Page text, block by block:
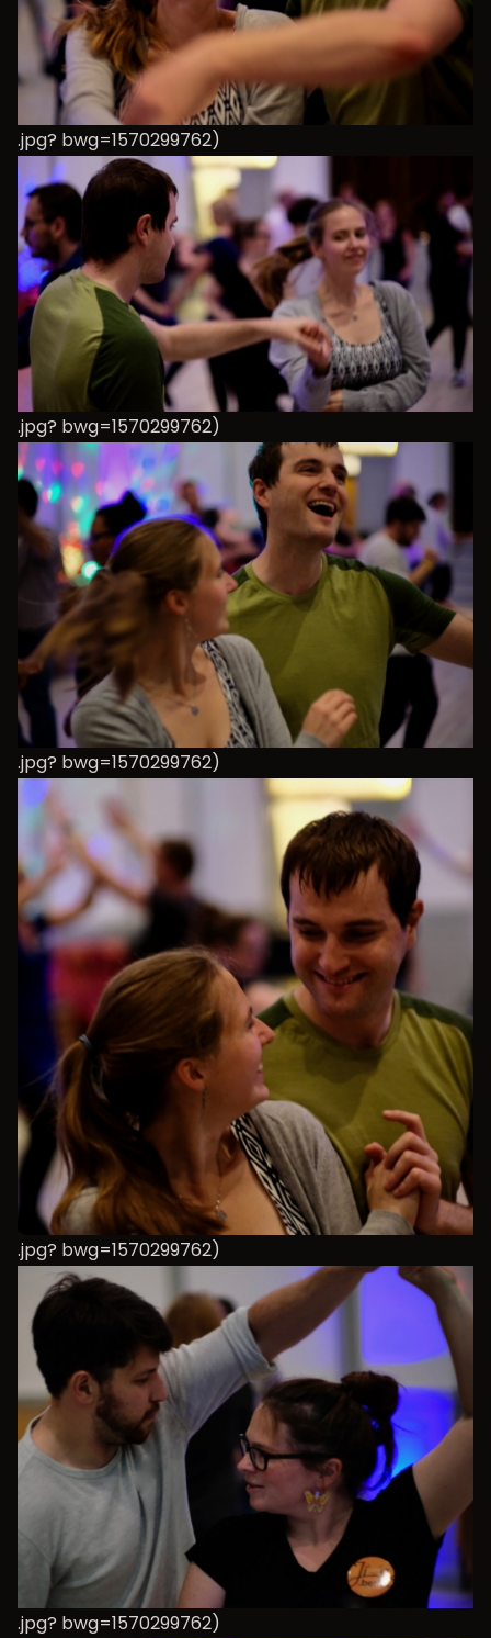
.jpg? bwg=1570299762)
.jpg? bwg=1570299762)
.jpg? bwg=1570299762)
.jpg? bwg=1570299762)
.jpg? bwg=1570299762)